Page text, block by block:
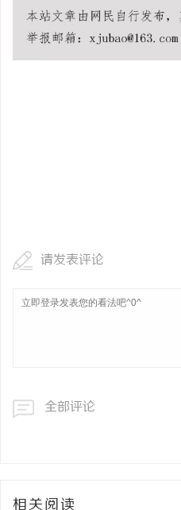
请发表评论
全部评论
相关阅读